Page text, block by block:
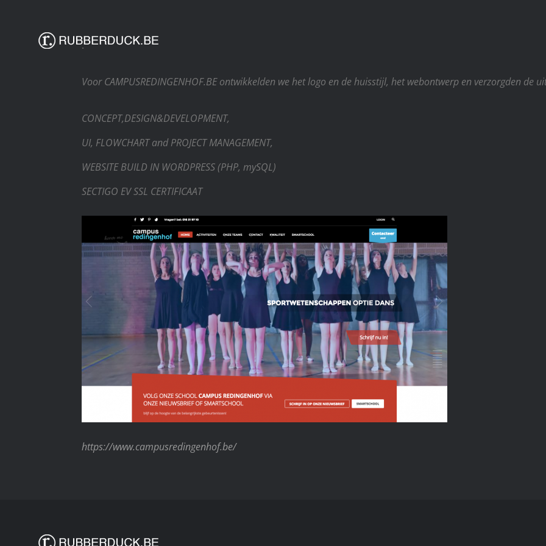
.
Voor CAMPUSREDINGENHOF.BE ontwikkelden we het logo en de huisstijl, het webontwerp en verzorgden de
CONCEPT,DESIGN&DEVELOPMENT,
UI, FLOWCHART and PROJECT MANAGEMENT,
WEBSITE BUILD IN WORDPRESS (PHP, mySQL)
SECTIGO EV SSL CERTIFICAAT
https://www.campusredingenhof.be/